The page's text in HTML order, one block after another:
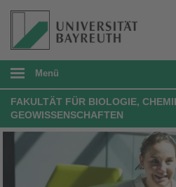
Menü
FAKULTÄT FÜR BIOLOGIE,
GEOWISSENSCHAFTEN